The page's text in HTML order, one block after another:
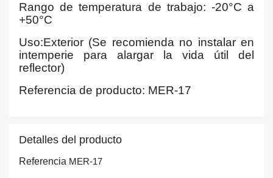
Rango de temperatura de trabajo: -20°C a
+50°C
Uso:Exterior (Se recomienda no instalar en
intemperie para alargar la vida útil del
reflector)
Referencia de producto: MER-17
Detalles del producto
Referencia MER-17